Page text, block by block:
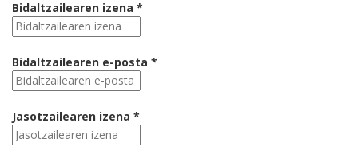
Bidaltzailearen izena *
Bidaltzailearen e-posta *
Jasotzailearen izena *